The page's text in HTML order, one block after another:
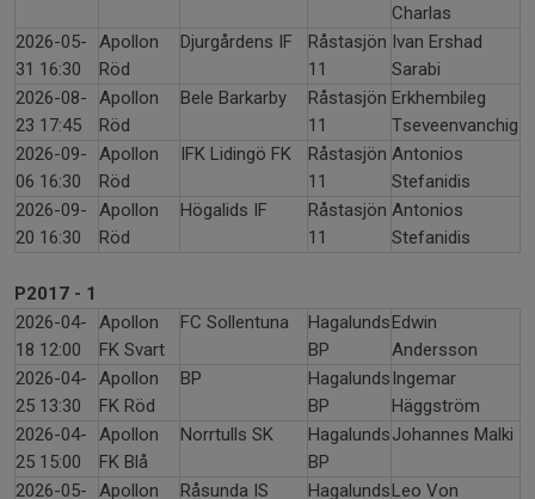
Charlas
2026-05-
31 16:30
Apollon
Röd
Djurgårdens IF
Råstasjön
11
Ivan Ershad
Sarabi
2026-08-
23 17:45
Apollon
Röd
Bele Barkarby
Råstasjön
11
Erkhembileg
Tseveenvanchig
2026-09-
06 16:30
Apollon
Röd
IFK Lidingö FK
Råstasjön
11
Antonios
Stefanidis
2026-09-
20 16:30
Apollon
Röd
Högalids IF
Råstasjön
11
Antonios
Stefanidis
P2017 - 1
2026-04-
18 12:00
Apollon
FK Svart
FC Sollentuna
Hagalunds
BP
Edwin
Andersson
2026-04-
25 13:30
Apollon
FK Röd
BP
Hagalunds
BP
Ingemar
Häggström
2026-04-
25 15:00
Apollon
FK Blå
Norrtulls SK
Hagalunds
BP
Johannes Malki
2026-05- Apollon Råsunda IS HagalundsLeo Von